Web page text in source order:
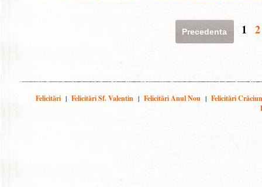
Precedenta 1 2
Felicitări | Felicitări Sf. Valentin | Felicitări Anul Nou | Felicitări